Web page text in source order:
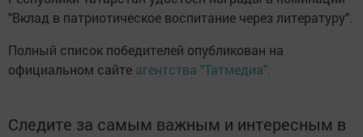
"Вклад в патриотическое воспитание через литературу".
Полный список победителей опубликован на
официальном сайте агентства "Татмедиа".
Следите за самым важным и интересным в